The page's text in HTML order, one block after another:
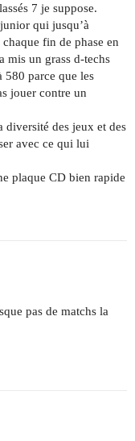
7 je suppose.
qui jusqu’à
fin de phase en
mis un grass d-techs
580 parce que les
jouer contre un
diversité des jeux et des
avec ce qui lui
plaque CD bien rapide
pas de matchs la